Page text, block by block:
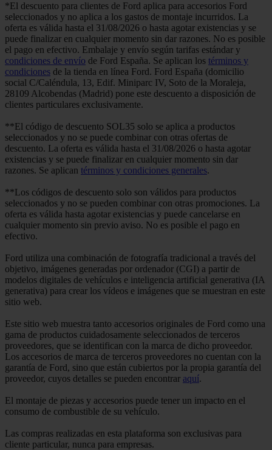
*El descuento para clientes de Ford aplica para accesorios Ford
seleccionados y no aplica a los gastos de montaje incurridos. La
oferta es válida hasta el 31/08/2026 o hasta agotar existencias y se
puede finalizar en cualquier momento sin dar razones. No es posible
el pago en efectivo. Embalaje y envío según tarifas estándar y
condiciones de envío de Ford España. Se aplican los términos y
condiciones de la tienda en línea Ford. Ford España (domicilio
social C/Caléndula, 13, Edif. Miniparc IV, Soto de la Moraleja,
28109 Alcobendas (Madrid) pone este descuento a disposición de
clientes particulares exclusivamente.
**El código de descuento SOL35 solo se aplica a productos
seleccionados y no se puede combinar con otras ofertas de
descuento. La oferta es válida hasta el 31/08/2026 o hasta agotar
existencias y se puede finalizar en cualquier momento sin dar
razones. Se aplican términos y condiciones generales.
**Los códigos de descuento solo son válidos para productos
seleccionados y no se pueden combinar con otras promociones. La
oferta es válida hasta agotar existencias y puede cancelarse en
cualquier momento sin previo aviso. No es posible el pago en
efectivo.
Ford utiliza una combinación de fotografía tradicional a través del
objetivo, imágenes generadas por ordenador (CGI) a partir de
modelos digitales de vehículos e inteligencia artificial generativa (IA
generativa) para crear los vídeos e imágenes que se muestran en este
sitio web.
Este sitio web muestra tanto accesorios originales de Ford como una
gama de productos cuidadosamente seleccionados de terceros
proveedores, que se identifican con la marca de dicho proveedor.
Los accesorios de marca de terceros proveedores no cuentan con la
garantía de Ford, sino que están cubiertos por la propia garantía del
proveedor, cuyos detalles se pueden encontrar aquí.
El montaje de piezas y accesorios puede tener un impacto en el
consumo de combustible de su vehículo.
Las compras realizadas en esta plataforma son exclusivas para
cliente particular, nunca para empresas.